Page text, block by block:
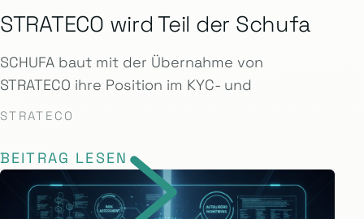
STRATECO wird Teil der Schufa
SCHUFA baut mit der Übernahme von
STRATECO ihre Position im KYC- und
STRATECO
BEITRAG LESEN